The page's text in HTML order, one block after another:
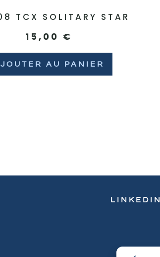
TCX SOLITARY STAR
15,00 €
AU PANIER
LINKEDIN